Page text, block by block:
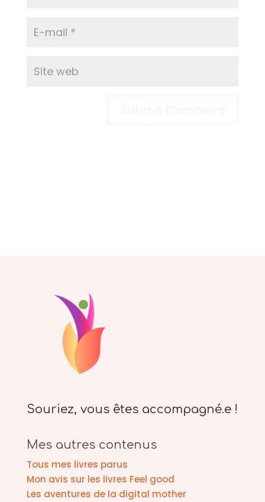
Souriez, vous êtes accompagné.e !
Mes autres contenus
Tous mes livres parus
Mon avis sur les livres Feel good
Les aventures de la digital mother